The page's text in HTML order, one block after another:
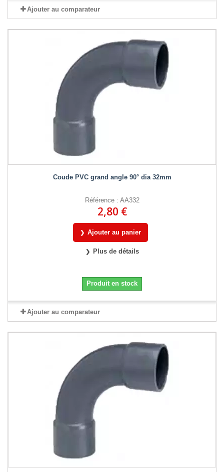
Ajouter au comparateur
Coude PVC grand angle 90° dia 32mm
Référence : AA332
2,80 €
Ajouter au panier
Plus de détails
Produit en stock
Ajouter au comparateur